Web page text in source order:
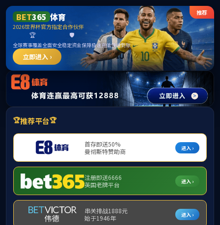
15vip太阳成集团(古天乐·VIP认证)官方网
站-Macau Sun City